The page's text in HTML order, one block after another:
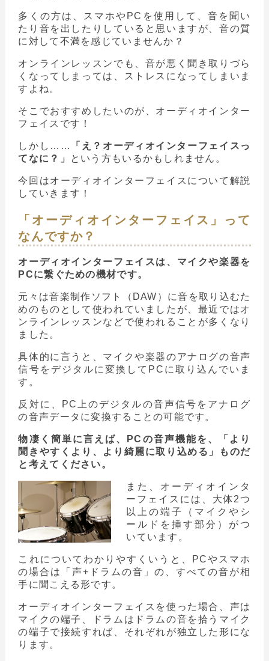
多くの方は、スマホやPCを使用して、音を聞い
たり音を出したりしていると思いますが、音の質
に対して不満を感じていませんか？
オンラインレッスンでも、音が悪く聞き取りづら
くなってしまっては、ストレスになってしまいま
すよね。
そこでおすすめしたいのが、オーディオインター
フェイスです！
しかし……
「え？オーディオインターフェイスっ
てなに？」
という方もいるかもしれません。
今回はオーディオインターフェイスについて解説
していきます！
「オーディオインターフェイス」って
なんですか？
オーディオインターフェイスは、マイクや楽器を
PCに繋ぐための機材です。
元々は音楽制作ソフト（DAW）に音を取り込むた
めのものとして使われていましたが、最近ではオ
ンラインレッスンなどで使われることが多くなり
ました。
具体的に言うと、マイクや楽器のアナログの音声
信号をデジタルに変換してPCに取り込んでいま
す。
反対に、PC上のデジタルの音声信号をアナログ
の音声データに変換することの可能です。
物凄く簡単に言えば、PCの音声機能を、「より
聞きやすくより、より綺麗に取り込める」ものだ
と考えてください。
また、オーディオインタ
ーフェイスには、大体2つ
以上の端子（マイクやシ
ールドを挿す部分）がつ
いています。
これについてわかりやすくいうと、PCやスマホ
の場合は「声+ドラムの音」の、すべての音が相
手に聞こえる形です。
オーディオインターフェイスを使った場合、声は
マイクの端子、ドラムはドラムの音を拾うマイク
の端子で接続すれば、それぞれが独立した形にな
ります。